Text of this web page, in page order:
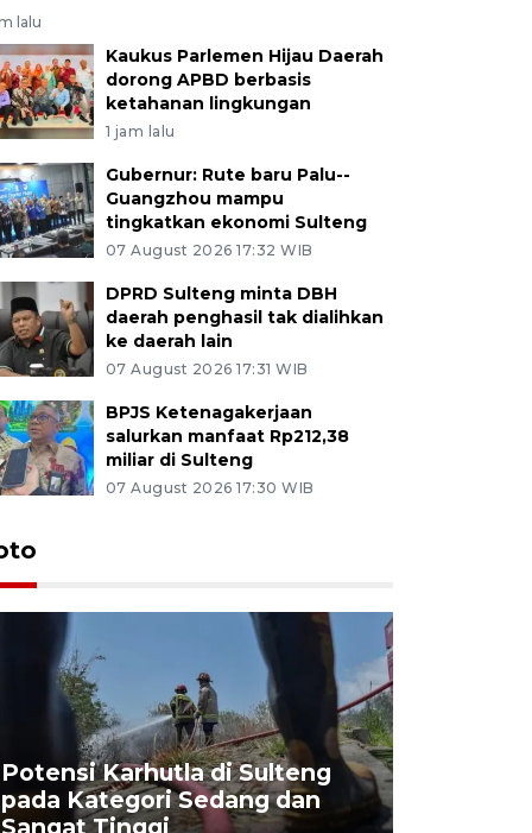
lalu
Kaukus Parlemen Hijau Daerah
dorong APBD berbasis
ketahanan lingkungan
1 jam lalu
Gubernur: Rute baru Palu--
Guangzhou mampu
tingkatkan ekonomi Sulteng
07 August 2026 17:32 WIB
DPRD Sulteng minta DBH
daerah penghasil tak dialihkan
ke daerah lain
07 August 2026 17:31 WIB
BPJS Ketenagakerjaan
salurkan manfaat Rp212,38
miliar di Sulteng
07 August 2026 17:30 WIB
Potensi Karhutla di Sulteng
pada Kategori Sedang dan